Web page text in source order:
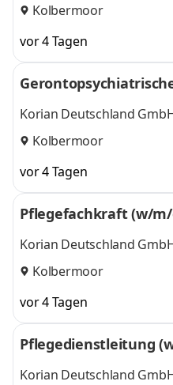
Kolbermoor
vor 4 Tagen
Korian Deutschland
Kolbermoor
vor 4 Tagen
Pflegefachkraft (w/
Korian Deutschland
Kolbermoor
vor 4 Tagen
Pflegedienstleitung
Korian Deutschland